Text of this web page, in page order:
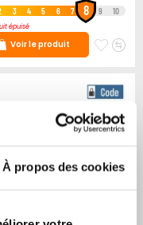
À propos des cookies
3 4 5 6 7 8 9 10
épuisé
Voir le produit